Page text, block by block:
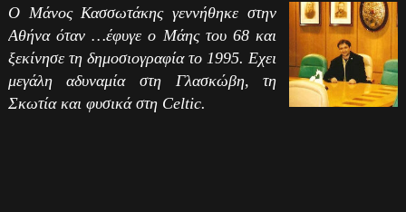
Ο Μάνος Κασσωτάκης γεννήθηκε στην
Αθήνα όταν …έφυγε ο Μάης του 68 και
ξεκίνησε τη δημοσιογραφία το 1995. Εχει
μεγάλη αδυναμία στη Γλασκώβη, τη
Σκωτία και φυσικά στη Celtic.